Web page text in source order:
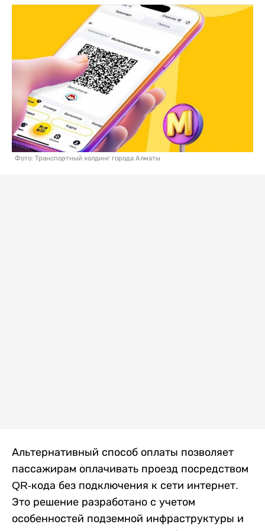
Фото: Транспортный холдинг города Алматы
Альтернативный способ оплаты позволяет
пассажирам оплачивать проезд посредством
QR-кода без подключения к сети интернет.
Это решение разработано с учетом
особенностей подземной инфраструктуры и